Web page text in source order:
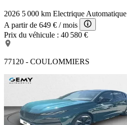
2026 5 000 km Electrique Automatique
A partir de 649 € / mois
Prix du véhicule : 40 580 €
77120 - COULOMMIERS